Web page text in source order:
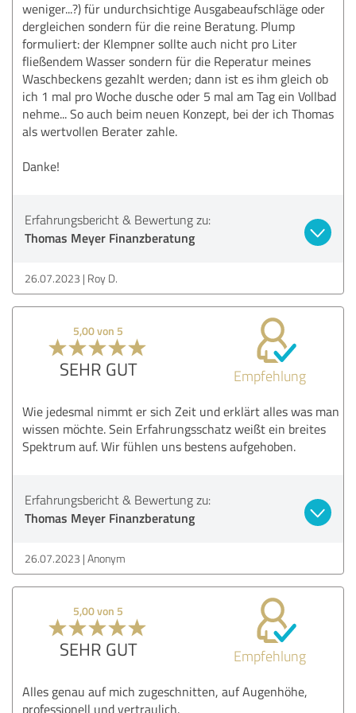
weniger...?) für undurchsichtige Ausgabeaufschläge oder
dergleichen sondern für die reine Beratung. Plump
formuliert: der Klempner sollte auch nicht pro Liter
fließendem Wasser sondern für die Reperatur meines
Waschbeckens gezahlt werden; dann ist es ihm gleich ob
ich 1 mal pro Woche dusche oder 5 mal am Tag ein Vollbad
nehme... So auch beim neuen Konzept, bei der ich Thomas
als wertvollen Berater zahle.
Danke!
Erfahrungsbericht & Bewertung zu:
Thomas Meyer Finanzberatung
26.07.2023 Roy D.
5,00 von 5
SEHR GUT Empfehlung
Wie jedesmal nimmt er sich Zeit und erklärt alles was man
wissen möchte. Sein Erfahrungsschatz weißt ein breites
Spektrum auf. Wir fühlen uns bestens aufgehoben.
Erfahrungsbericht & Bewertung zu:
Thomas Meyer Finanzberatung
26.07.2023 Anonym
5,00 von 5
SEHR GUT Empfehlung
Alles genau auf mich zugeschnitten, auf Augenhöhe,
professionell und vertraulich.